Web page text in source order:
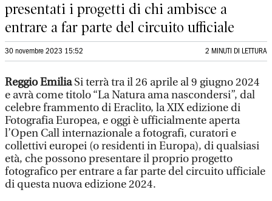
presentati i progetti di chi ambisce a
entrare a far parte del circuito ufficiale
30 novembre 2023 15:52 2 MINUTI DI LETTURA
Reggio EmiliaSi terrà tra il 26 aprile al 9 giugno 2024
e avrà come titolo “La Natura ama nascondersi”, dal
celebre frammento di Eraclito, la XIX edizione di
Fotografia Europea, e oggi è ufficialmente aperta
l’Open Call internazionale a fotografi, curatori e
collettivi europei (o residenti in Europa), di qualsiasi
età, che possono presentare il proprio progetto
fotografico per entrare a far parte del circuito ufficiale
di questa nuova edizione 2024.